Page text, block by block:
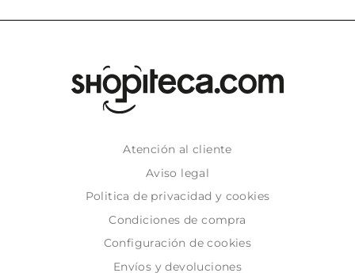
Atención al cliente
Aviso legal
Politica de privacidad y cookies
Condiciones de compra
Configuración de cookies
Envíos y devoluciones